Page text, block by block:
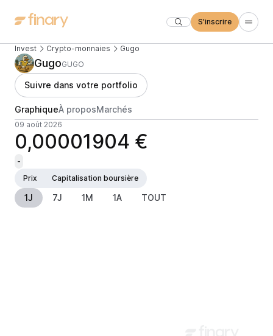
S'inscrire
Invest Crypto-monnaies Gugo
GugoGUGO
Suivre dans votre portfolio
GraphiqueÀ proposMarchés
09 août 2026
0,00001904 €
-
Prix
Capitalisation boursière
1J 7J 1M 1A TOUT